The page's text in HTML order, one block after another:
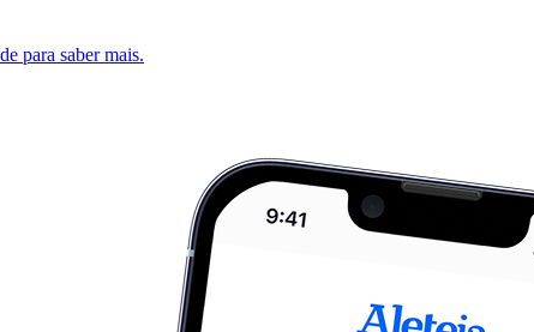
para saber mais.